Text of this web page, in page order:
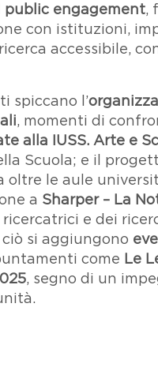
public engagement,
con istituzioni,
accessibile,
spiccano l’
, momenti di
alla IUSS. Arte e
Scuola; e il
oltre le aule
a Sharper – La
e dei
si aggiungono
come Le
, segno di un